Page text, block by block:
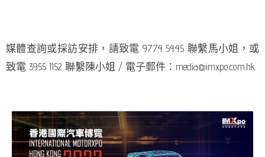
媒體查詢或採訪安排，請致電 9774 5445 聯繫馬小姐，或
致電 3955 1152 聯繫陳小姐 / 電子郵件：media@imxpo.com.hk